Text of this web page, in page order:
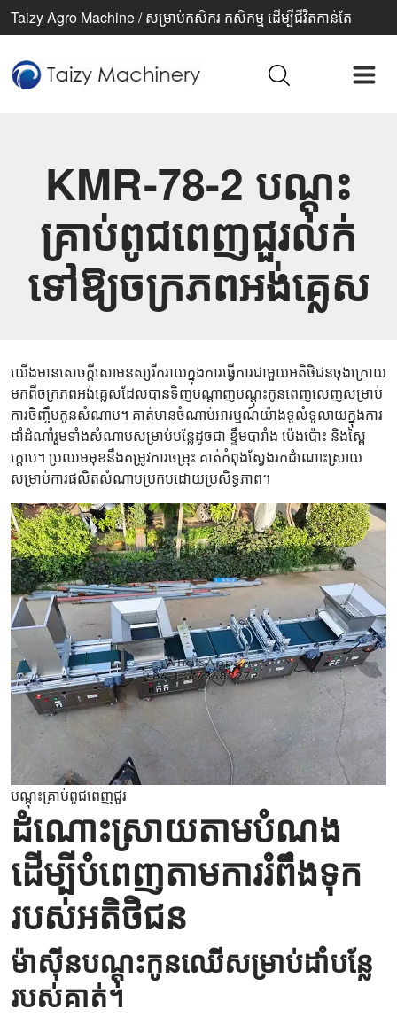
Taizy Agro Machine / សម្រាប់កសិករ កសិកម្ម ដើម្បីជីវិតកាន់តែ
KMR-78-2 បណ្តុះ
គ្រាប់ពូជពេញជួរលក់
ទៅឱ្យចក្រភពអង់គ្លេស
យើងមានសេចក្តីសោមនស្សរីករាយក្នុងការធ្វើការជាមួយអតិថិជនចុងក្រោយ
មកពីចក្រភពអង់គ្លេសដែលបានទិញបណ្តាញបណ្តុះកូនពេញលេញសម្រាប់
ការចិញ្ចឹមកូនសំណាប។ គាត់​មាន​ចំណាប់​អារម្មណ៍​យ៉ាង​ទូលំទូលាយ​ក្នុង​ការ​
ដាំ​ដំណាំ​រួម​ទាំង​សំណាប​សម្រាប់​បន្លែ​ដូច​ជា ខ្ទឹមបារាំង ប៉េងប៉ោះ និង​ស្ពៃ
ក្តោប។ ប្រឈមមុខនឹងតម្រូវការចម្រុះ គាត់កំពុងស្វែងរកដំណោះស្រាយ
សម្រាប់ការផលិតសំណាបប្រកបដោយប្រសិទ្ធភាព។
បណ្តុះគ្រាប់ពូជពេញជួរ
ដំណោះស្រាយតាមបំណង
ដើម្បីបំពេញតាមការរំពឹងទុក
របស់អតិថិជន
ម៉ាស៊ីនបណ្តុះកូនឈើសម្រាប់ដាំបន្លែ
របស់គាត់។